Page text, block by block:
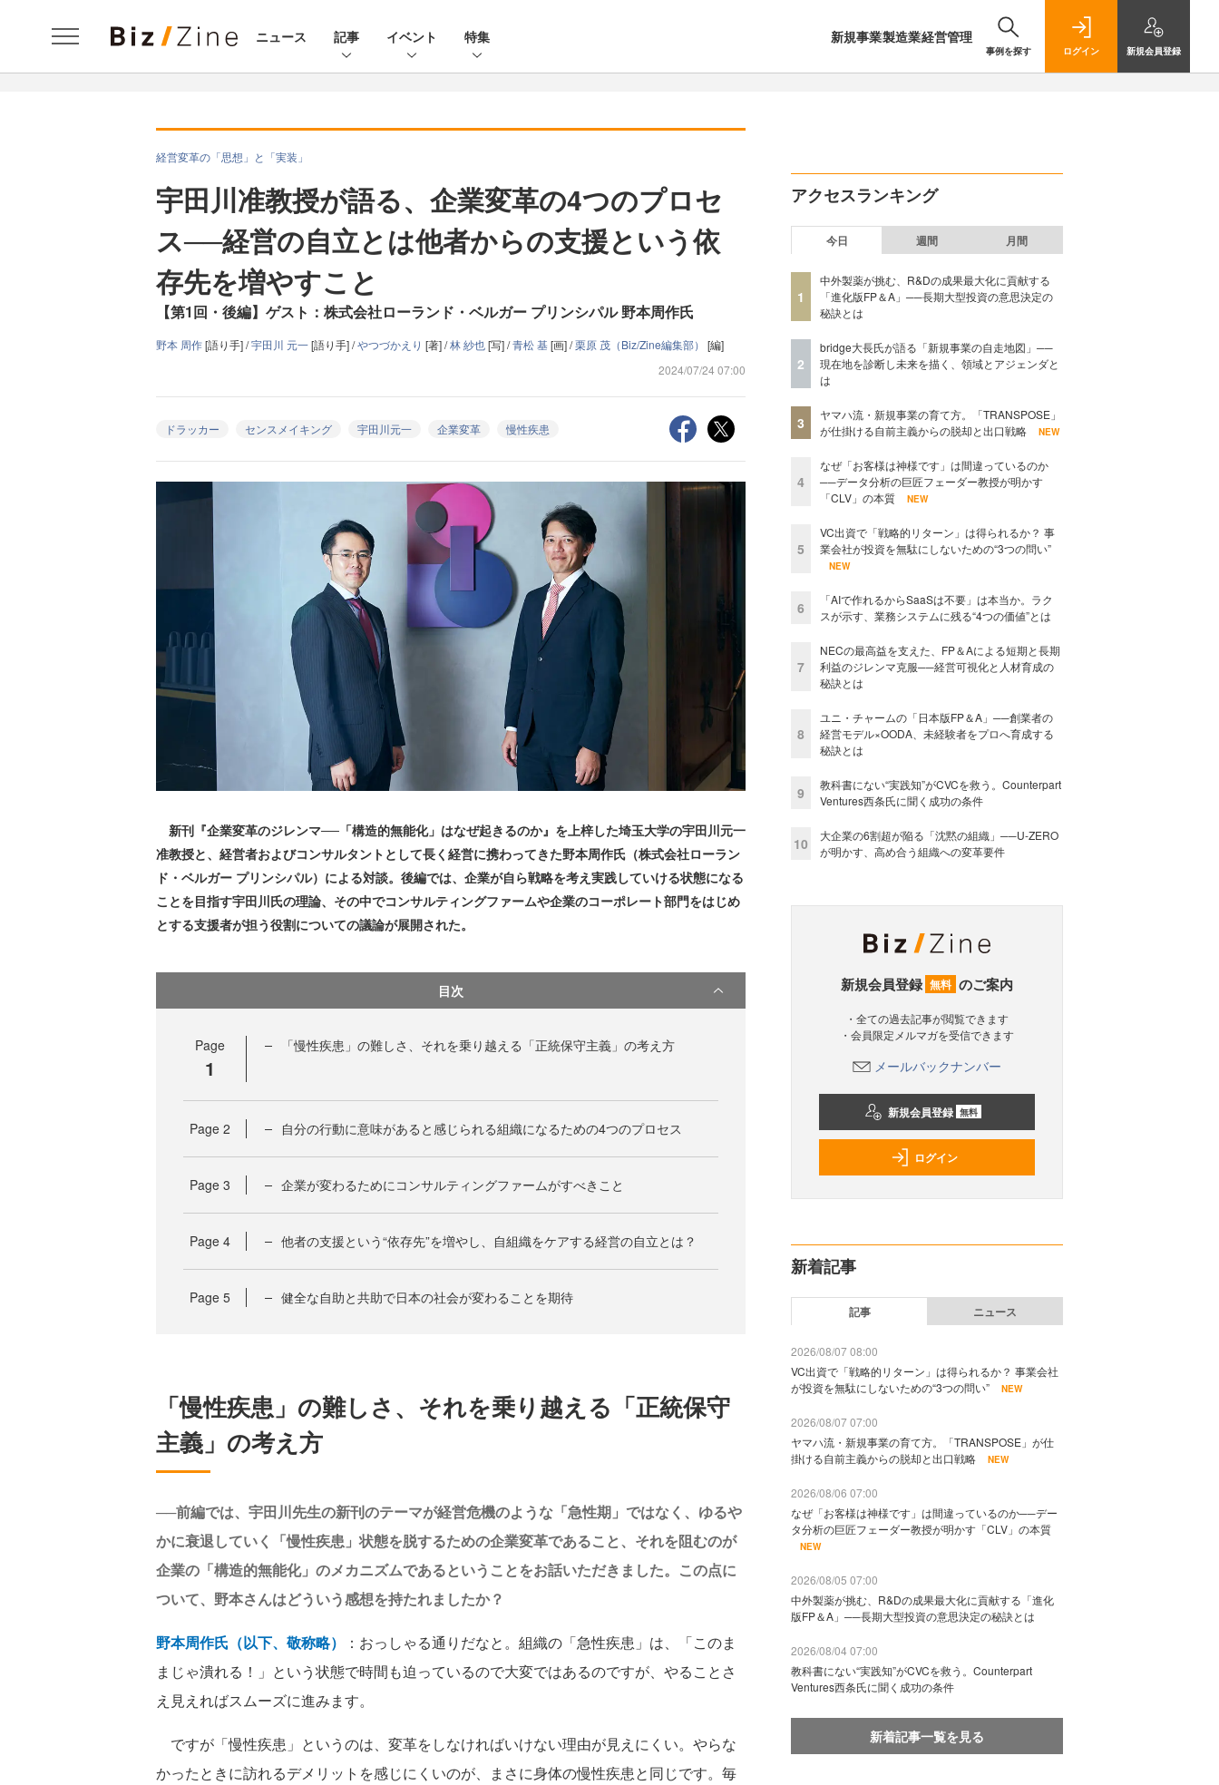
ニュース 記事 イベント 特集 新規事業製造業経営管理
事例を探す ログイン 新規会員登録
経営変革の「思想」と「実装」
宇田川准教授が語る、企業変革の4つのプロセ
ス──経営の自立とは他者からの支援という依
存先を増やすこと
【第1回・後編】ゲスト：株式会社ローランド・ベルガー プリンシパル 野本周作氏
野本 周作[語り手] /宇田川 元一[語り手] /やつづかえり [著] /林 紗也[写] /青松 基[画] /栗原 茂（Biz/Zine編集部） [編]
2024/07/24 07:00
ドラッカー センスメイキング 宇田川元一 企業変革 慢性疾患
新刊『企業変革のジレンマ──「構造的無能化」はなぜ起きるのか』を上梓した埼玉大学の宇田川元一
准教授と、経営者およびコンサルタントとして長く経営に携わってきた野本周作氏（株式会社ローラン
ド・ベルガー プリンシパル）による対談。後編では、企業が自ら戦略を考え実践していける状態になる
ことを目指す宇田川氏の理論、その中でコンサルティングファームや企業のコーポレート部門をはじめ
とする支援者が担う役割についての議論が展開された。
目次
Page
1
「慢性疾患」の難しさ、それを乗り越える「正統保守主義」の考え方
Page 2 自分の行動に意味があると感じられる組織になるための4つのプロセス
Page 3 企業が変わるためにコンサルティングファームがすべきこと
Page 4 他者の支援という“依存先”を増やし、自組織をケアする経営の自立とは？
Page 5 健全な自助と共助で日本の社会が変わることを期待
「慢性疾患」の難しさ、それを乗り越える「正統保守
主義」の考え方
──前編では、宇田川先生の新刊のテーマが経営危機のような「急性期」ではなく、ゆるや
かに衰退していく「慢性疾患」状態を脱するための企業変革であること、それを阻むのが
企業の「構造的無能化」のメカニズムであるということをお話いただきました。この点に
ついて、野本さんはどういう感想を持たれましたか？
野本周作氏（以下、敬称略）
：おっしゃる通りだなと。組織の「急性疾患」は、「このま
まじゃ潰れる！」という状態で時間も迫っているので大変ではあるのですが、やることさ
え見えればスムーズに進みます。
ですが「慢性疾患」というのは、変革をしなければいけない理由が見えにくい。やらな
かったときに訪れるデメリットを感じにくいのが、まさに身体の慢性疾患と同じです。毎
アクセスランキング
今日 週間 月間
1
中外製薬が挑む、R&Dの成果最大化に貢献する
「進化版FP＆A」──長期大型投資の意思決定の
秘訣とは
2
bridge大長氏が語る「新規事業の自走地図」──
現在地を診断し未来を描く、領域とアジェンダと
は
3
ヤマハ流・新規事業の育て方。「TRANSPOSE」
が仕掛ける自前主義からの脱却と出口戦略
NEW
4
なぜ「お客様は神様です」は間違っているのか
──データ分析の巨匠フェーダー教授が明かす
「CLV」の本質
NEW
5
VC出資で「戦略的リターン」は得られるか？ 事
業会社が投資を無駄にしないための“3つの問い”
NEW
6
「AIで作れるからSaaSは不要」は本当か。ラク
スが示す、業務システムに残る“4つの価値”とは
7
NECの最高益を支えた、FP＆Aによる短期と長期
利益のジレンマ克服──経営可視化と人材育成の
秘訣とは
8
ユニ・チャームの「日本版FP＆A」──創業者の
経営モデル×OODA、未経験者をプロへ育成する
秘訣とは
9
教科書にない“実践知”がCVCを救う。Counterpart
Ventures西条氏に聞く成功の条件
10
大企業の6割超が陥る「沈黙の組織」──U-ZERO
が明かす、高め合う組織への変革要件
新規会員登録 無料 のご案内
・全ての過去記事が閲覧できます
・会員限定メルマガを受信できます
メールバックナンバー
新規会員登録 無料
ログイン
新着記事
記事 ニュース
2026/08/07 08:00
VC出資で「戦略的リターン」は得られるか？ 事業会社
が投資を無駄にしないための“3つの問い”
NEW
2026/08/07 07:00
ヤマハ流・新規事業の育て方。「TRANSPOSE」が仕
掛ける自前主義からの脱却と出口戦略
NEW
2026/08/06 07:00
なぜ「お客様は神様です」は間違っているのか──デー
タ分析の巨匠フェーダー教授が明かす「CLV」の本質
NEW
2026/08/05 07:00
中外製薬が挑む、R&Dの成果最大化に貢献する「進化
版FP＆A」──長期大型投資の意思決定の秘訣とは
2026/08/04 07:00
教科書にない“実践知”がCVCを救う。Counterpart
Ventures西条氏に聞く成功の条件
新着記事一覧を見る